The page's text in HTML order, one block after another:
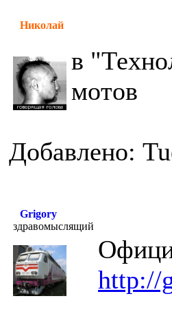
Николай
в
мотов
Добавлено:
Grigory
здравомыслящий
http://